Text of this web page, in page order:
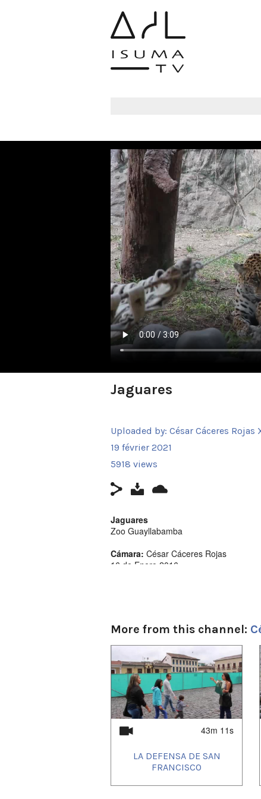
Jaguares
Uploaded by: César Cáceres Rojas
19 février 2021
5918 views
Jaguares
Zoo Guayllabamba
Cámara: César Cáceres Rojas
16 de Enero 2016
More from this channel:
43m 11s
LA DEFENSA DE SAN
FRANCISCO